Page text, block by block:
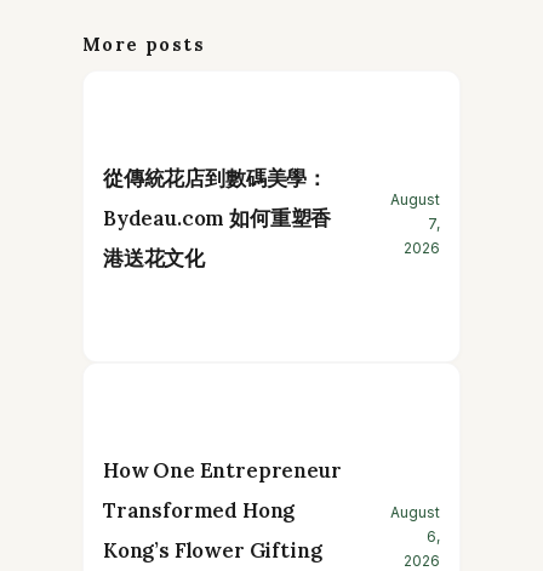
More posts
從傳統花店到數碼美學：
Bydeau.com 如何重塑香
港送花文化
August
7,
2026
How One Entrepreneur
Transformed Hong
Kong’s Flower Gifting
August
6,
2026